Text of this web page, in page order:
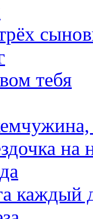
тебя
на
каждый